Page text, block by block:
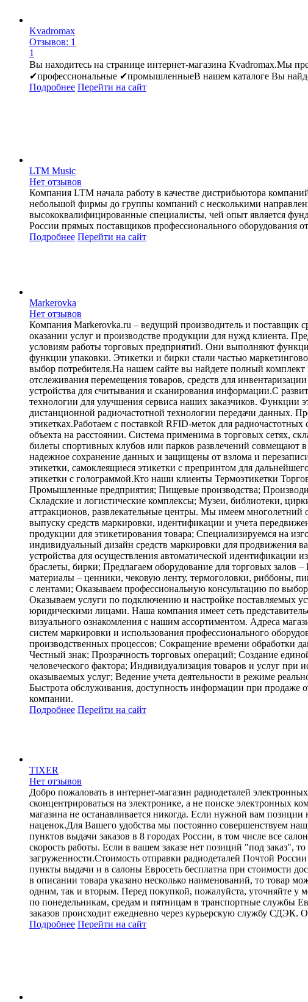
Kvadromax
Отзывов: 1
1
Вы находитесь на странице интернет-магазина Kvadromax.Мы
✔профессиональные ✔промышленныеВ нашем каталоге Вы
Подробнее Перейти на сайт
LTM Music
Нет отзывов
Компания LTM начала работу в качестве дистрибьютора
небольшой фирмы до группы компаний с несколькими
высококвалифицированные специалисты, чей опыт является
России прямых поставщиков профессионального оборудования
Подробнее Перейти на сайт
Markerovka
Нет отзывов
Компания Markerovka.ru – ведущий производитель и поставщик
оказании услуг и производстве продукции для нужд клиента.
условиям работы торговых предприятий. Они выполняют
функции упаковки. Этикетки и бирки стали частью
выбор потребителя.На нашем сайте вы найдете полный
отслеживания перемещения товаров, средств для
устройства для считывания и сканирования информации.С
технологии для улучшения сервиса наших заказчиков.
дистанционной радиочастотной технологии передачи данных.
этикетках.Работаем с поставкой RFID-меток для
объекта на расстоянии. Система применима в торговых сетях,
билеты спортивных клубов или парков развлечений совмещают
надежное сохранение данных и защищены от взлома и
этикетки, самоклеящиеся этикетки с препринтом для
этикетки с голограммой.Кто наши клиенты Термоэтикетки
Промышленные предприятия; Пищевые производства;
Складские и логистические комплексы; Музеи, библиотеки,
аттракционов, развлекательные центры. Мы имеем
выпуску средств маркировки, идентификации и учета
продукции для этикетирования товара; Специализируемся на
индивидуальный дизайн средств маркировки для
устройства для осуществления автоматической идентификации
браслеты, бирки; Предлагаем оборудование для торговых залов
материалы – ценники, чековую ленту, термоголовки, риббоны,
с лентами; Оказываем профессиональную консультацию по
Оказываем услуги по подключению и настройке поставляемых
юридическими лицами. Наша компания имеет сеть
визуального ознакомления с нашим ассортиментом. Адреса
систем маркировки и использования профессионального
производственных процессов; Сокращение времени обработки
Честный знак; Прозрачность торговых операций; Создание
человеческого фактора; Индивидуализация товаров и услуг при
оказываемых услуг; Ведение учета деятельности в режиме
Быстрота обслуживания, доступность информации при продаже
компании.
Подробнее Перейти на сайт
TIXER
Нет отзывов
Добро пожаловать в интернет-магазин радиодеталей
сконцентрироваться на электронике, а не поиске электронных
магазина не останавливается никогда. Если нужной вам
наценок.Для Вашего удобства мы постоянно совершенствуем
пунктов выдачи заказов в 8 городах России, в том числе все
скорость работы. Если в вашем заказе нет позиций "под заказ",
загруженности.Стоимость отправки радиодеталей Почтой
пункты выдачи и в салоны Евросеть бесплатна при стоимости
в описании товара указано несколько наименований, то товар
одним, так и вторым. Перед покупкой, пожалуйста, уточняйте у
по понедельникам, средам и пятницам в транспортные службы
заказов происходит ежедневно через курьерскую службу СДЭК.
Подробнее Перейти на сайт